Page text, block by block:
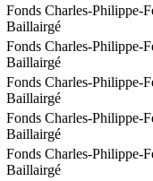
Fonds Charles-Philippe-
Baillairgé
Fonds Charles-Philippe-
Baillairgé
Fonds Charles-Philippe-
Baillairgé
Fonds Charles-Philippe-
Baillairgé
Fonds Charles-Philippe-
Baillairgé